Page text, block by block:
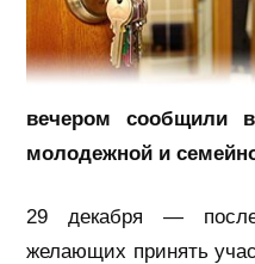
вечером сообщили
молодежной и
29 декабря —
желающих принять